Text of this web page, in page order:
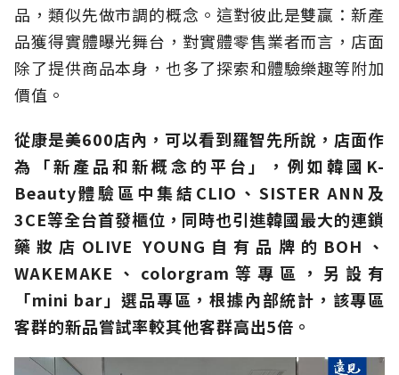
品，類似先做市調的概念。這對彼此是雙贏：新產
品獲得實體曝光舞台，對實體零售業者而言，店面
除了提供商品本身，也多了探索和體驗樂趣等附加
價值。
從康是美600店內，可以看到羅智先所說，店面作
為「新產品和新概念的平台」，例如韓國K-
Beauty體驗區中集結CLIO、SISTER ANN及
3CE等全台首發櫃位，同時也引進韓國最大的連鎖
藥妝店OLIVE YOUNG自有品牌的BOH、
WAKEMAKE、colorgram等專區，另設有
「mini bar」選品專區，根據內部統計，該專區
客群的新品嘗試率較其他客群高出5倍。